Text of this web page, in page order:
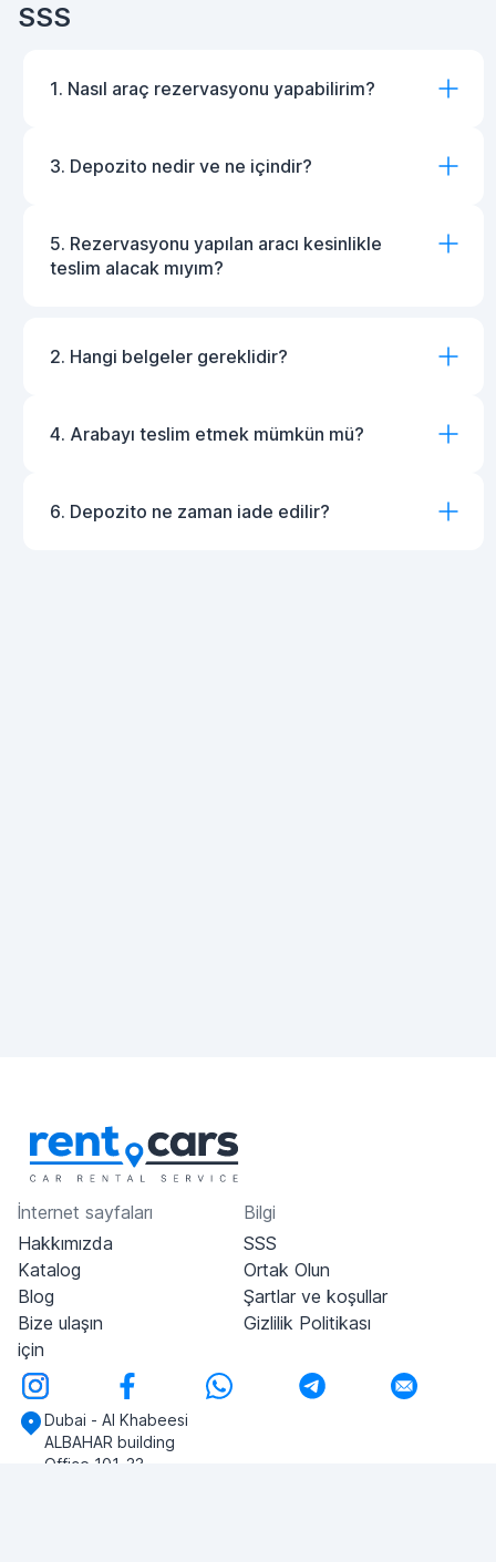
SSS
1. Nasıl araç rezervasyonu yapabilirim?
3. Depozito nedir ve ne içindir?
5. Rezervasyonu yapılan aracı kesinlikle
teslim alacak mıyım?
2. Hangi belgeler gereklidir?
4. Arabayı teslim etmek mümkün mü?
6. Depozito ne zaman iade edilir?
İnternet sayfaları
Hakkımızda
Katalog
Blog
Bize ulaşın
için
Bilgi
SSS
Ortak Olun
Şartlar ve koşullar
Gizlilik Politikası
Dubai - Al Khabeesi
ALBAHAR building
Office 101-33